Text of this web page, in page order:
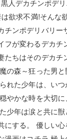
人デカチンポデ
欲求不満!そんな
チンポデリバリー
フが変わるデカチ
たちはそのデカチ
の森～狂った男
れた少年は、いつ
やかな時を大切に
少年は涙と共に獣
にする。 優しい